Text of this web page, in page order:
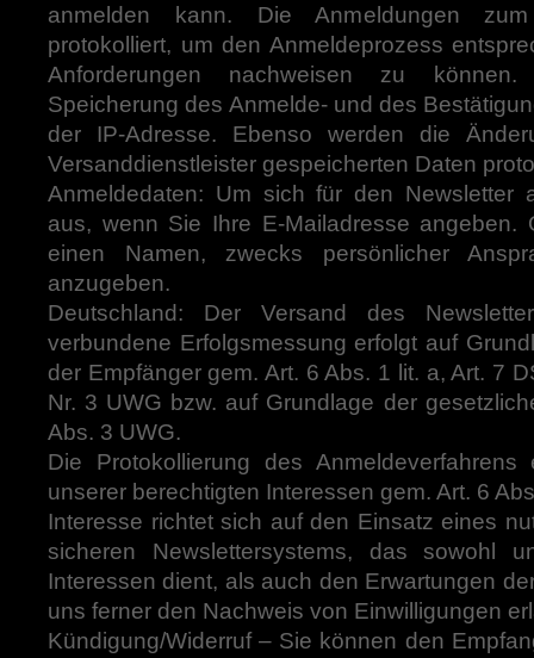
anmelden kann. Die Anmeldungen
protokolliert, um den Anmeldeprozess
Anforderungen nachweisen zu
Speicherung des Anmelde- und des
der IP-Adresse. Ebenso werden die
Versanddienstleister gespeicherten Daten
Anmeldedaten: Um sich für den Newsletter
aus, wenn Sie Ihre E-Mailadresse angeben.
einen Namen, zwecks persönlicher
anzugeben.
Deutschland: Der Versand des
verbundene Erfolgsmessung erfolgt auf
der Empfänger gem. Art. 6 Abs. 1 lit. a, Art. 7
Nr. 3 UWG bzw. auf Grundlage der
Abs. 3 UWG.
Die Protokollierung des
unserer berechtigten Interessen gem. Art. 6
Interesse richtet sich auf den Einsatz eines
sicheren Newslettersystems, das sowohl
Interessen dient, als auch den Erwartungen
uns ferner den Nachweis von Einwilligungen
Kündigung/Widerruf – Sie können den